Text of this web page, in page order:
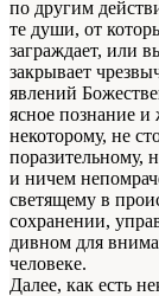
по другим
те души, от
заграждает, или
закрывает
явлений
ясное познание
некоторому, не
поразительному,
и ничем
светящему в
сохранении,
дивном для
человеке.
Далее, как есть